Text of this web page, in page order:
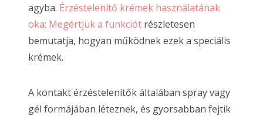
agyba. Érzéstelenítő krémek használatának
oka: Megértjük a funkciót részletesen
bemutatja, hogyan működnek ezek a speciális
krémek.
A kontakt érzéstelenítők általában spray vagy
gél formájában léteznek, és gyorsabban fejtik